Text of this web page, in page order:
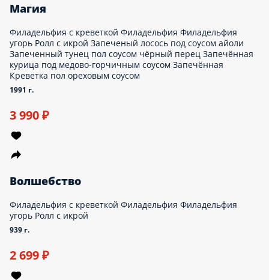
Магия
Филадельфия с креветкой Филадельфия Филадельфия
угорь Ролл с икрой Запеченый лосось под соусом айоли
Запеченный тунец пол соусом чёрный перец Запечённая
курица под медово-горчичным соусом Запечённая
Креветка пол ореховым соусом
1991 г.
3 990 ₽
Волшебство
Филадельфия с креветкой Филадельфия Филадельфия
угорь Ролл с икрой
939 г.
2 699 ₽